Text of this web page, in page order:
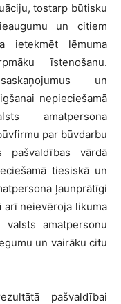
tostarp būtisku
un citiem
ietekmēt lēmuma
īstenošanu.
un
nepieciešamā
amatpersona
par būvdarbu
pašvaldības vārdā
tiesiskā un
ļaunprātīgi
arī neievēroja likuma
amatpersonu
un vairāku citu
pašvaldībai